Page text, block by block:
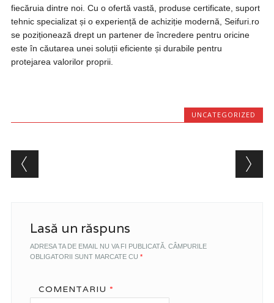
fiecăruia dintre noi. Cu o ofertă vastă, produse certificate, suport
tehnic specializat și o experiență de achiziție modernă, Seifuri.ro
se poziționează drept un partener de încredere pentru oricine
este în căutarea unei soluții eficiente și durabile pentru
protejarea valorilor proprii.
UNCATEGORIZED
Post navigation
Lasă un răspuns
ADRESA TA DE EMAIL NU VA FI PUBLICATĂ. CÂMPURILE
OBLIGATORII SUNT MARCATE CU *
COMENTARIU *